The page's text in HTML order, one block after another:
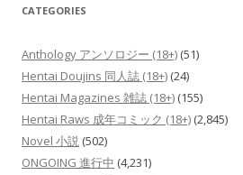
CATEGORIES
Anthology アンソロジー (18+) (51)
Hentai Doujins 同人誌 (18+) (24)
Hentai Magazines 雑誌 (18+) (155)
Hentai Raws 成年コミック (18+) (2,845)
Novel 小説 (502)
ONGOING 進行中 (4,231)